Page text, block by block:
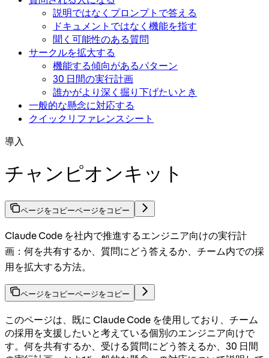
説明ではなくプロンプトで答える
ドキュメントではなく機能を指す
聞く可能性のある質問
サークルを拡大する
機能する傾向があるパターン
30 日間の実行計画
誰かがより深く掘り下げたいとき
一般的な懸念に対応する
クイックリファレンスシート
導入
チャンピオンキット
ページをコピーページをコピー
Claude Code を社内で推進するエンジニア向けの実行計
画：何を共有するか、質問にどう答えるか、チーム内での採
用を拡大する方法。
ページをコピーページをコピー
このページは、既に Claude Code を使用しており、チーム
の採用を支援したいと考えている個別のエンジニア向けで
す。何を共有するか、受ける質問にどう答えるか、30 日間